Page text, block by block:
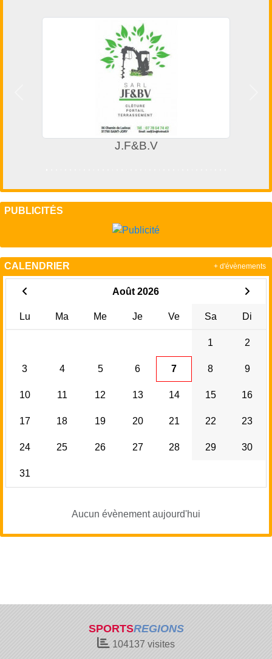
J.F&B.V
PUBLICITÉS
CALENDRIER
Août 2026
Lu Ma Me Je Ve Sa Di
1 2
3 4 5 6 7 8 9
10 11 12 13 14 15 16
17 18 19 20 21 22 23
24 25 26 27 28 29 30
31
Aucun évènement aujourd'hui
+ d'évènements
SPORTSREGIONS
104137 visites